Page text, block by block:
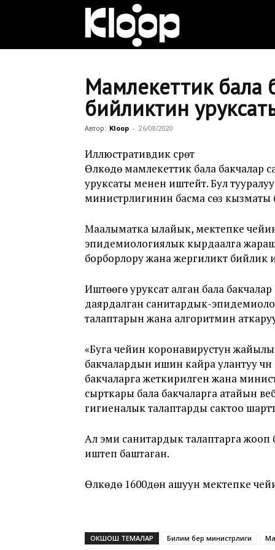
Кыргызстан
Мамлекеттик бала
бийликтин
Автор: Kloop - 26/08/2020
Иллюстративдик сүрөт
Өлкөдө мамлекеттик бала бакчалар
уруксаты менен иштейт. Бул
министрлигинин басма сөз кызматы
Маалыматка ылайык, мектепке
эпидемиологиялык кырдаалга
борборлору жана жергиликтүү
Иштөөгө уруксат алган бала
даярдалган санитардык-
талаптарын жана алгоритмин
«Буга чейин коронавирустун
бакчалардын ишин кайра улантуу
бакчаларга жеткирилген жана
сырткары бала бакчаларга атайын
гигиеналык талаптарды сактоо
Ал эми санитардык талаптарга
иштеп баштаган.
Өлкөдө 1600дөн ашуун мектепке
ОКШОШ ТЕМАЛАР Билим берүү министрлиги